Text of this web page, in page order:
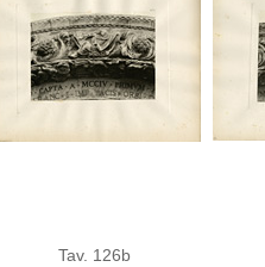
Tav. 126b